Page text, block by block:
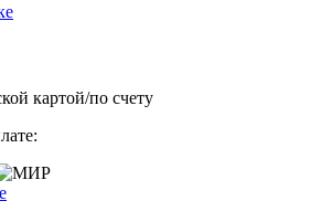
картой/по счету